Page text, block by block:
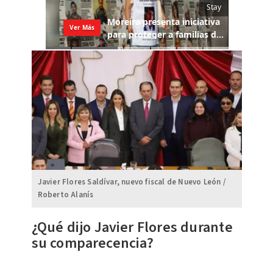
Javier Flores Saldívar, nuevo fiscal de Nuevo León /
Roberto Alanís
¿Qué dijo Javier Flores durante
su comparecencia?